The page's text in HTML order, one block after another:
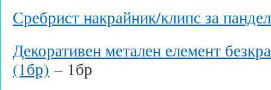
Сребрист накрайник/клипс за
Декоративен метален елемент
(1бр) – 1бр